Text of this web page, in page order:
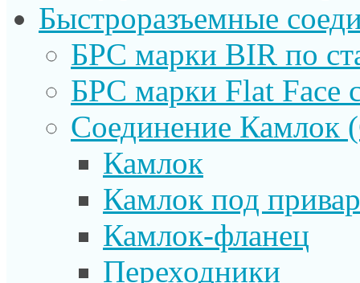
Быстроразъемные
БРС марки BIR по
БРС марки Flat Face
Соединение Камлок
Камлок
Камлок под
Камлок-фланец
Переходники